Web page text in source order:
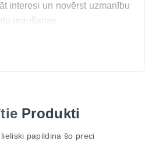
interesi un novērst uzmanību
graušanas.
Produkti
papildina šo preci